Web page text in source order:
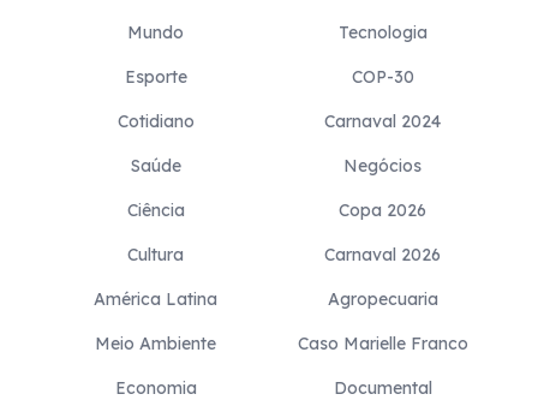
Mundo
Esporte
Cotidiano
Saúde
Ciência
Cultura
América Latina
Meio Ambiente
Economia
Tecnologia
COP-30
Carnaval 2024
Negócios
Copa 2026
Carnaval 2026
Agropecuaria
Caso Marielle Franco
Documental